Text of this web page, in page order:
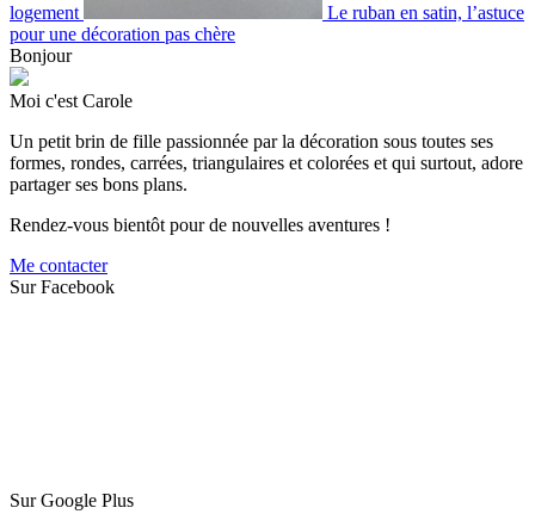
logement
Le ruban en satin, l’astuce
pour une décoration pas chère
Bonjour
Moi c'est Carole
Un petit brin de fille passionnée par la décoration sous toutes ses
formes, rondes, carrées, triangulaires et colorées et qui surtout, adore
partager ses bons plans.
Rendez-vous bientôt pour de nouvelles aventures !
Me contacter
Sur Facebook
Sur Google Plus